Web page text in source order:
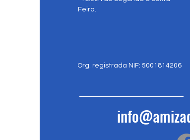
Feira.
Org. registrada NIF: 5001814206